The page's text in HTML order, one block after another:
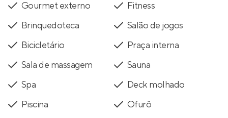
Gourmet externo
Fitness
Brinquedoteca
Salão de jogos
Bicicletário
Praça interna
Sala de massagem
Sauna
Spa
Deck molhado
Piscina
Ofurô